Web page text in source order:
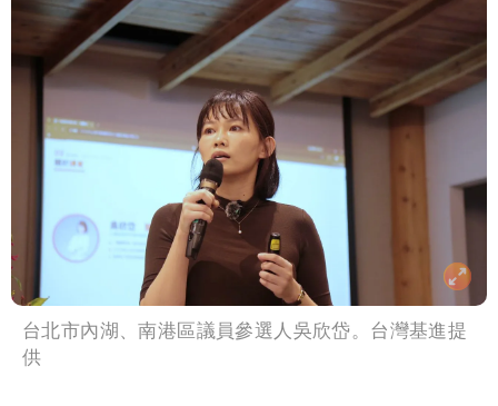
台北市內湖、南港區議員參選人吳欣岱。台灣基進提
供